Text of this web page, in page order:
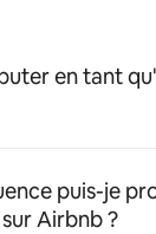
en tant
puis-je
Airbnb ?